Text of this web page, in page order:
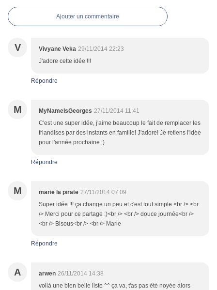
Ajouter un commentaire
V Vivyane Veka 29/11/2014 22:23
J'adore cette idée !!!
Répondre
M MyNameIsGeorges 27/11/2014 11:41
C'est une super idée, j'aime beaucoup le fait de remplacer les
friandises par des instants en famille! J'adore! Je retiens l'idée
pour l'année prochaine :)
Répondre
M marie la pirate 27/11/2014 07:09
Super idée !!! ça change un peu et c'est tout simple <br /> <br
/> Merci pour ce partage :)<br /> <br /> douce journée<br />
<br /> Bisous<br /> <br /> Marie
Répondre
A arwen 26/11/2014 14:38
voilà une bien belle liste ^^ ça va, t'as pas été noyée alors